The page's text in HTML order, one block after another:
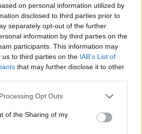
on personal information utilized by
disclosed to third parties prior to
separately opt-out of the further
information by third parties on the
participants. This information may
us to third parties on the IAB’s List of
that may further disclose it to other
Opt Outs
of the Sharing of my
Věk: 56
Kontakt
Napsat uživateli vzkaz
o profilu a chatu
: Není nikde online
: 15.05 hod.